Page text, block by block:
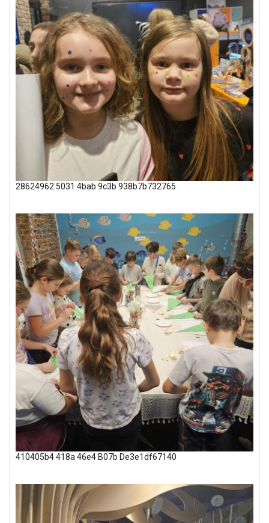
28624962 5031 4bab 9c3b 938b7b732765
410405b4 418a 46e4 B07b De3e1df67140